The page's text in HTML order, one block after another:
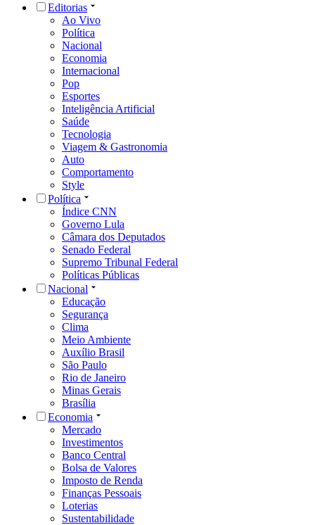
Editorias
Ao Vivo
Política
Nacional
Economia
Internacional
Pop
Esportes
Inteligência Artificial
Saúde
Tecnologia
Viagem & Gastronomia
Auto
Comportamento
Style
Política
Índice CNN
Governo Lula
Câmara dos Deputados
Senado Federal
Supremo Tribunal Federal
Políticas Públicas
Nacional
Educação
Segurança
Clima
Meio Ambiente
Auxílio Brasil
São Paulo
Rio de Janeiro
Minas Gerais
Brasília
Economia
Mercado
Investimentos
Banco Central
Bolsa de Valores
Imposto de Renda
Finanças Pessoais
Loterias
Sustentabilidade